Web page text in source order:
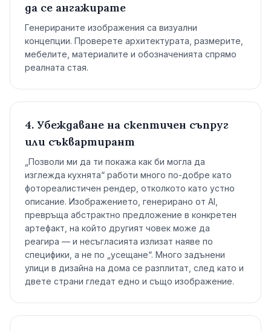
да се ангажирате
Генерираните изображения са визуални
концепции. Проверете архитектурата, размерите,
мебелите, материалите и обозначенията спрямо
реалната стая.
4. Убеждаване на скептичен съпруг
или съквартирант
„Позволи ми да ти покажа как би могла да
изглежда кухнята“ работи много по-добре като
фотореалистичен рендер, отколкото като устно
описание. Изображението, генерирано от AI,
превръща абстрактно предложение в конкретен
артефакт, на който другият човек може да
реагира — и несъгласията излизат наяве по
специфики, а не по „усещане“. Много задънени
улици в дизайна на дома се разплитат, след като и
двете страни гледат едно и също изображение.